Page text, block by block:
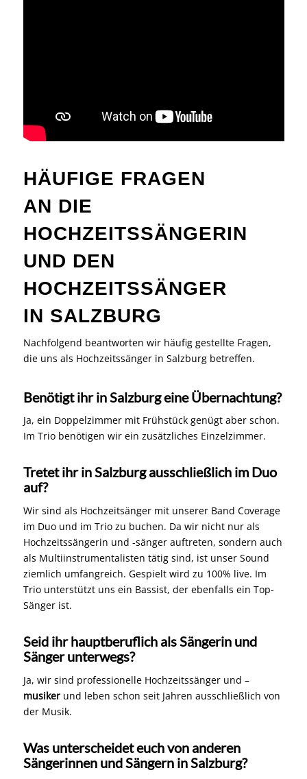
HÄUFIGE FRAGEN
AN DIE
HOCHZEITSSÄNGERIN
UND DEN
HOCHZEITSSÄNGER
IN SALZBURG
Nachfolgend beantworten wir häufig gestellte Fragen,
die uns als Hochzeitssänger in Salzburg betreffen.
Benötigt ihr in Salzburg eine Übernachtung?
Ja, ein Doppelzimmer mit Frühstück genügt aber schon.
Im Trio benötigen wir ein zusätzliches Einzelzimmer.
Tretet ihr in Salzburg ausschließlich im Duo
auf?
Wir sind als Hochzeitsänger mit unserer Band Coverage
im Duo und im Trio zu buchen. Da wir nicht nur als
Hochzeitssängerin und -sänger auftreten, sondern auch
als Multiinstrumentalisten tätig sind, ist unser Sound
ziemlich umfangreich. Gespielt wird zu 100% live. Im
Trio unterstützt uns ein Bassist, der ebenfalls ein Top-
Sänger ist.
Seid ihr hauptberuflich als Sängerin und
Sänger unterwegs?
Ja, wir sind professionelle Hochzeitssänger und –
musikerund leben schon seit Jahren ausschließlich von
der Musik.
Was unterscheidet euch von anderen
Sängerinnen und Sängern in Salzburg?